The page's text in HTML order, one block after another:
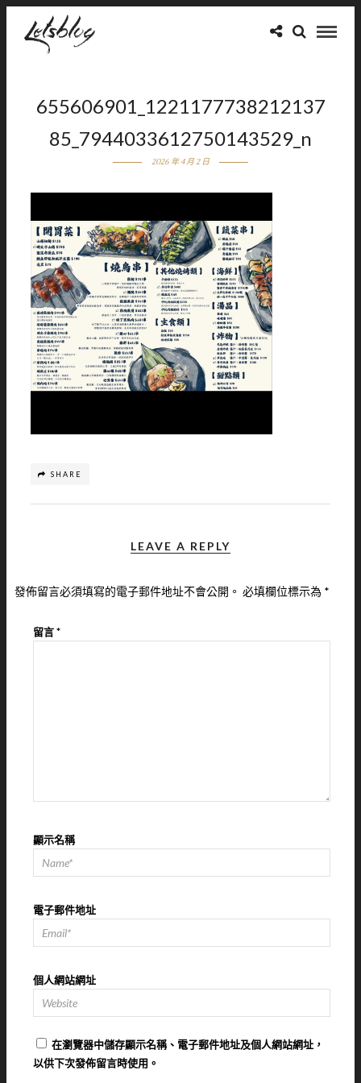
655606901_1221177738212137
85_7944033612750143529_n
2026 年 4 月 2 日
SHARE
LEAVE A REPLY
發佈留言必須填寫的電子郵件地址不會公開。 必填欄位標示為 *
留言*
顯示名稱
電子郵件地址
個人網站網址
在瀏覽器中儲存顯示名稱、電子郵件地址及個人網站網址，
以供下次發佈留言時使用。